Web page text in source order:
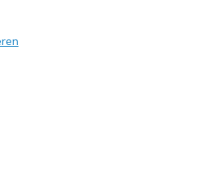
are for Wearing